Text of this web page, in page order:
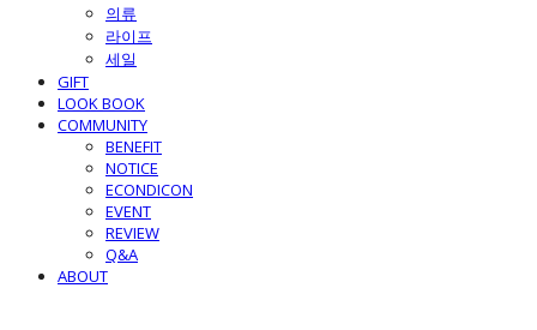
의류
라이프
세일
GIFT
LOOK BOOK
COMMUNITY
BENEFIT
NOTICE
ECONDICON
EVENT
REVIEW
Q&A
ABOUT